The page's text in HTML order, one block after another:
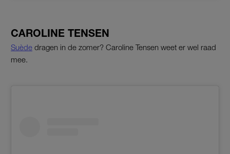
CAROLINE TENSEN
Suède dragen in de zomer? Caroline Tensen weet er wel raad
mee.